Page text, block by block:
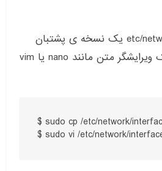
یک نسخه ی پشتبان
ویرایشگر متن مانند nano یا vim
$ sudo cp /etc/network/
$ sudo vi /etc/network/